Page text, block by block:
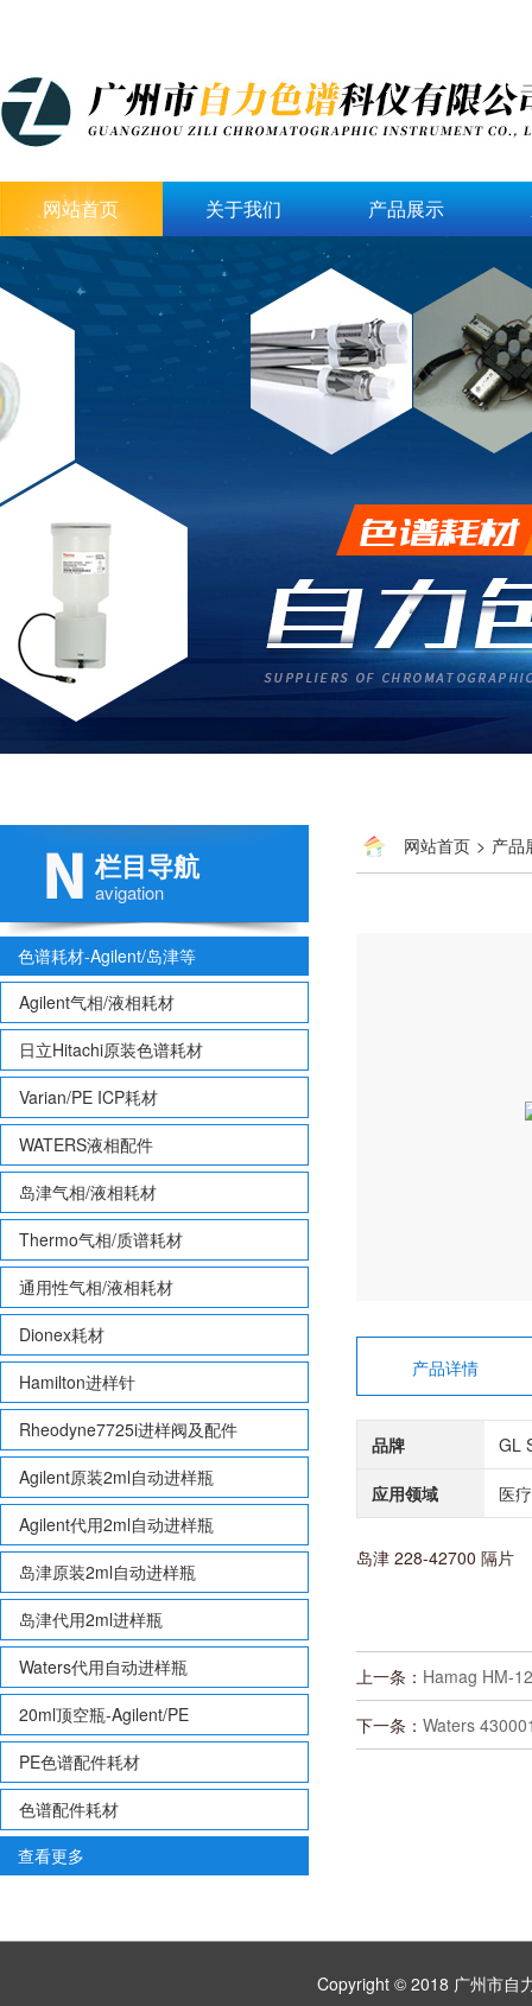
网站首页 关于我们 产品展示
栏目导航
avigation
色谱耗材-Agilent/岛津等
Agilent气相/液相耗材
日立Hitachi原装色谱耗材
Varian/PE ICP耗材
WATERS液相配件
岛津气相/液相耗材
Thermo气相/质谱耗材
通用性气相/液相耗材
Dionex耗材
Hamilton进样针
Rheodyne7725i进样阀及配件
Agilent原装2ml自动进样瓶
Agilent代用2ml自动进样瓶
岛津原装2ml自动进样瓶
岛津代用2ml进样瓶
Waters代用自动进样瓶
20ml顶空瓶-Agilent/PE
PE色谱配件耗材
色谱配件耗材
查看更多
网站首页 > 产品
产品详情
品牌 GL
应用领域 医
岛津 228-42700 隔片
上一条： Hamag HM-
下一条： Waters
Copyright © 2018 广州市